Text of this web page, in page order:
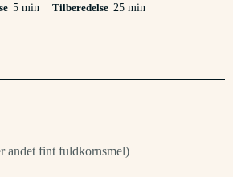
5minutter
min Tilberedelse 25minutter
min
andet fint fuldkornsmel)